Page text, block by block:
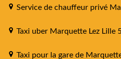
Service de chauffeur privé
Taxi uber Marquette Lez Lille
Taxi pour la gare de